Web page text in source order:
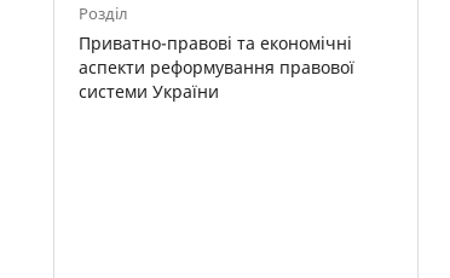
Розділ
Приватно-правові та економічні
аспекти реформування правової
системи України